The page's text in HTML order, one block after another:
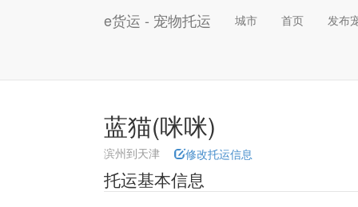
e货运 - 宠物托运 城市 首页 发布
蓝猫(咪咪)
滨州到天津 修改托运信息
托运基本信息